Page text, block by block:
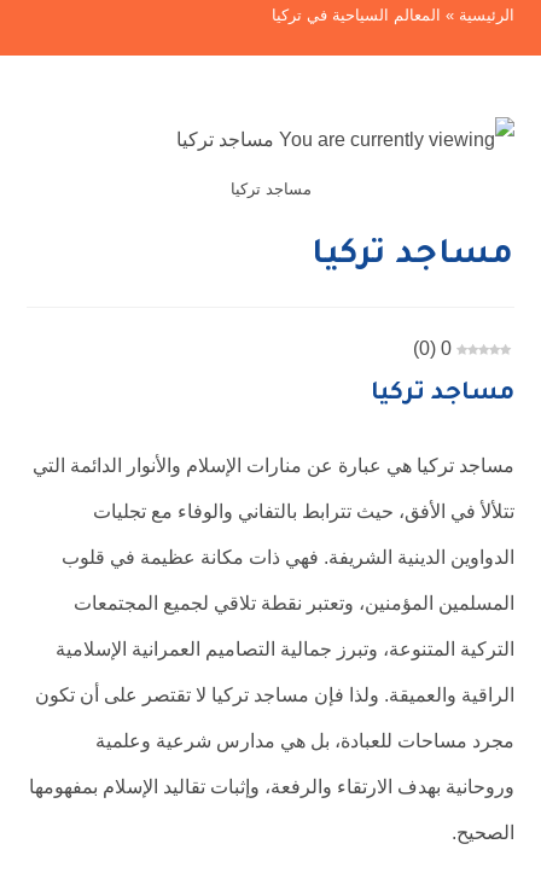
الرئيسية » المعالم السياحية في تركيا
مساجد تركيا
مساجد تركيا
0
(
0
)
مساجد تركيا
مساجد تركيا هي عبارة عن منارات الإسلام والأنوار الدائمة التي
تتلألأ في الأفق، حيث تترابط بالتفاني والوفاء مع تجليات
الدواوين الدينية الشريفة. فهي ذات مكانة عظيمة في قلوب
المسلمين المؤمنين، وتعتبر نقطة تلاقي لجميع المجتمعات
التركية المتنوعة، وتبرز جمالية التصاميم العمرانية الإسلامية
الراقية والعميقة. ولذا فإن مساجد تركيا لا تقتصر على أن تكون
مجرد مساحات للعبادة، بل هي مدارس شرعية وعلمية
وروحانية بهدف الارتقاء والرفعة، وإثبات تقاليد الإسلام بمفهومها
الصحيح.